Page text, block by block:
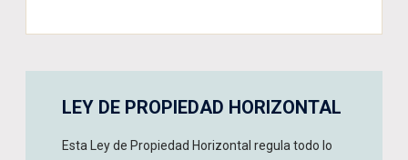
LEY DE PROPIEDAD HORIZONTAL
Esta Ley de Propiedad Horizontal regula todo lo